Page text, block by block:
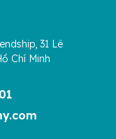
31 Lê
Chí Minh